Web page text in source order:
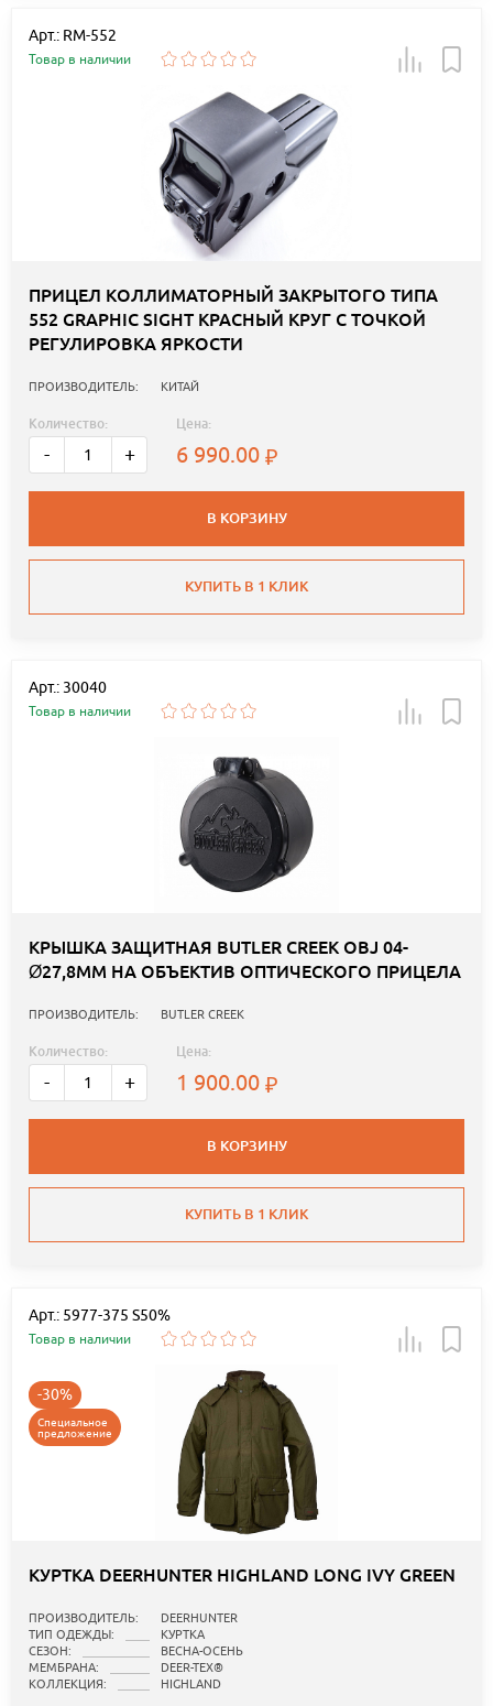
Арт.: RM-552
Товар в наличии
ПРИЦЕЛ КОЛЛИМАТОРНЫЙ ЗАКРЫТОГО ТИПА
552 GRAPHIC SIGHT КРАСНЫЙ КРУГ С ТОЧКОЙ
РЕГУЛИРОВКА ЯРКОСТИ
ПРОИЗВОДИТЕЛЬ: КИТАЙ
Количество:
- +
Цена:
6 990.00
В КОРЗИНУ
КУПИТЬ В 1 КЛИК
Арт.: 30040
Товар в наличии
КРЫШКА ЗАЩИТНАЯ BUTLER CREEK OBJ 04-
Ø27,8ММ НА ОБЪЕКТИВ ОПТИЧЕСКОГО ПРИЦЕЛА
ПРОИЗВОДИТЕЛЬ: BUTLER CREEK
Количество:
- +
Цена:
1 900.00
В КОРЗИНУ
КУПИТЬ В 1 КЛИК
Арт.: 5977-375 S50%
Товар в наличии
-30%
Специальное
предложение
КУРТКА DEERHUNTER HIGHLAND LONG IVY GREEN
ПРОИЗВОДИТЕЛЬ:
DEERHUNTER
ТИП ОДЕЖДЫ:
КУРТКА
СЕЗОН:
ВЕСНА-ОСЕНЬ
МЕМБРАНА:
DEER-TEX®
КОЛЛЕКЦИЯ:
HIGHLAND